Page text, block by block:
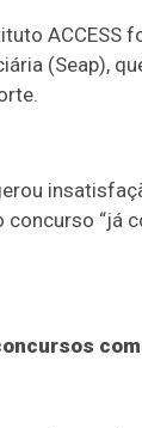
ACCESS
(Seap),
“já